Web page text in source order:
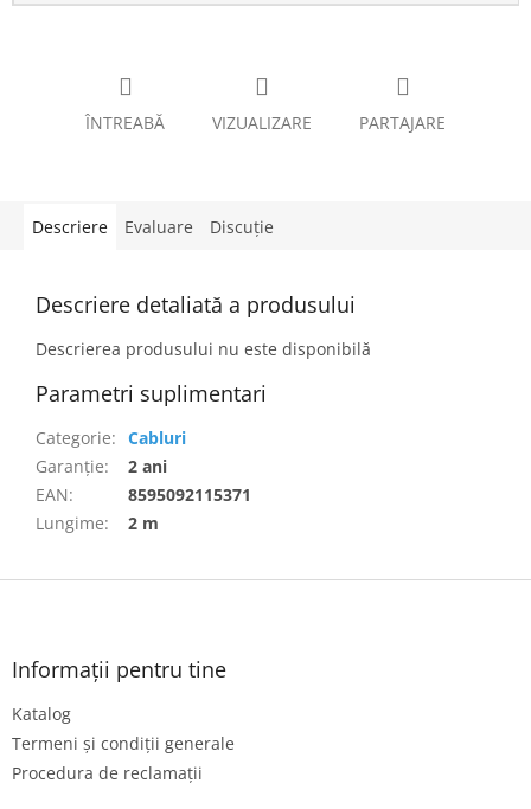
ÎNTREABĂ VIZUALIZARE PARTAJARE
Descriere Evaluare Discuţie
Descriere detaliată a produsului
Descrierea produsului nu este disponibilă
Parametri suplimentari
Categorie: Cabluri
Garanţie:
2 ani
EAN:
8595092115371
Lungime: 2 m
S
Informații pentru tine
Katalog
Termeni și condiții generale
Procedura de reclamații